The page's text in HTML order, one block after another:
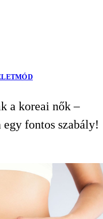
a koreai nők –
fontos szabály!